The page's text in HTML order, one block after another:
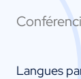
Langues